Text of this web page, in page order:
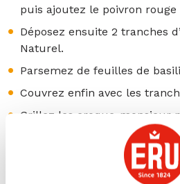
puis ajoutez le poivron rouge
Déposez ensuite 2 tranches
Naturel.
Parsemez de feuilles de
Couvrez enfin avec les
Grillez les croque-monsieur
environ jusqu’à ce qu’ils